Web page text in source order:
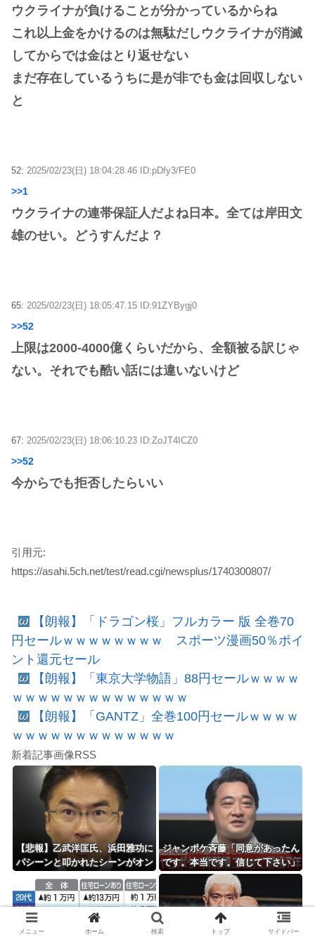
ウクライナが負けることが分かっているからね
これ以上金をかけるのは無駄だしウクライナが消滅
してからでは金はとり返せない
まだ存在しているうちに是が非でも金は回収しない
と
52: 2025/02/23(日) 18:04:28.46 ID:pDfy3/FE0
>>1
ウクライナの連帯保証人だよね日本。全ては岸田文
雄のせい。どうすんだよ？
65: 2025/02/23(日) 18:05:47.15 ID:91ZYBygj0
>>52
上限は2000-4000億くらいだから、全額被る訳じゃ
ない。それでも酷い話には違いないけど
67: 2025/02/23(日) 18:06:10.23 ID:ZoJT4ICZ0
>>52
今からでも拒否したらいい
引用元:
https://asahi.5ch.net/test/read.cgi/newsplus/1740300807/
【朗報】「ドラゴン桜」フルカラー 版 全巻70
円セールｗｗｗｗｗｗｗｗ スポーツ漫画50％ポイ
ント還元セール
【朗報】「東京大学物語」88円セールｗｗｗｗ
ｗｗｗｗｗｗｗｗｗｗｗｗｗｗ
【朗報】「GANTZ」全巻100円セールｗｗｗｗ
ｗｗｗｗｗｗｗｗｗｗｗｗｗ
新着記事画像RSS
【悲報】乙武洋匡氏、浜田雅功に
パシーンと叩かれたシーンがオン
されなくなる。俺、逆差別だと思
って」
ジャンポケ斉藤「同意があったん
です。本当です。信じて下さい」
←何でこの主張が通らないの？
メニュー ホーム 検索 トップ サイドバー